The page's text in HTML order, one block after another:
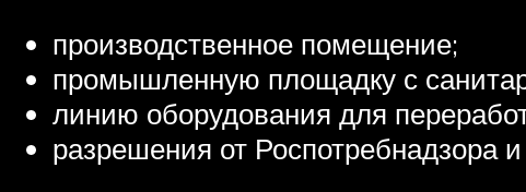
производственное помещение;
промышленную площадку с
линию оборудования для
разрешения от Роспотребнадзора